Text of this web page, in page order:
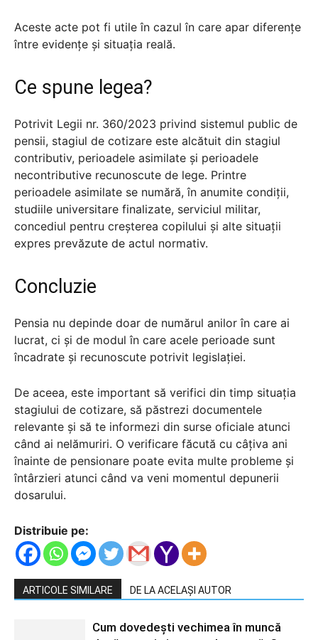
Aceste acte pot fi utile în cazul în care apar diferențe
între evidențe și situația reală.
Ce spune legea?
Potrivit Legii nr. 360/2023 privind sistemul public de
pensii, stagiul de cotizare este alcătuit din stagiul
contributiv, perioadele asimilate și perioadele
necontributive recunoscute de lege. Printre
perioadele asimilate se numără, în anumite condiții,
studiile universitare finalizate, serviciul militar,
concediul pentru creșterea copilului și alte situații
expres prevăzute de actul normativ.
Concluzie
Pensia nu depinde doar de numărul anilor în care ai
lucrat, ci și de modul în care acele perioade sunt
încadrate și recunoscute potrivit legislației.
De aceea, este important să verifici din timp situația
stagiului de cotizare, să păstrezi documentele
relevante și să te informezi din surse oficiale atunci
când ai nelămuriri. O verificare făcută cu câțiva ani
înainte de pensionare poate evita multe probleme și
întârzieri atunci când va veni momentul depunerii
dosarului.
Distribuie pe:
ARTICOLE SIMILARE DE LA ACELAȘI AUTOR
Cum dovedești vechimea în muncă